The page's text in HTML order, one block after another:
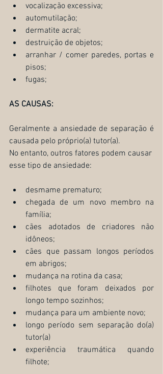
vocalização excessiva;
automutilação;
dermatite acral;
destruição de objetos;
arranhar / comer paredes, portas e
pisos;
fugas;
AS CAUSAS:
Geralmente a ansiedade de separação é
causada pelo próprio(a) tutor(a).
No entanto, outros fatores podem causar
esse tipo de ansiedade:
desmame prematuro;
chegada de um novo membro na
família;
cães adotados de criadores não
idôneos;
cães que passam longos períodos
em abrigos;
mudança na rotina da casa;
filhotes que foram deixados por
longo tempo sozinhos;
mudança para um ambiente novo;
longo período sem separação do(a)
tutor(a)
experiência traumática quando
filhote;